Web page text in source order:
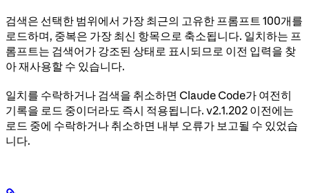
검색은 선택한 범위에서 가장 최근의 고유한 프롬프트 100개를
로드하며, 중복은 가장 최신 항목으로 축소됩니다. 일치하는 프
롬프트는 검색어가 강조된 상태로 표시되므로 이전 입력을 찾
아 재사용할 수 있습니다.
일치를 수락하거나 검색을 취소하면 Claude Code가 여전히
기록을 로드 중이더라도 즉시 적용됩니다. v2.1.202 이전에는
로드 중에 수락하거나 취소하면 내부 오류가 보고될 수 있었습
니다.